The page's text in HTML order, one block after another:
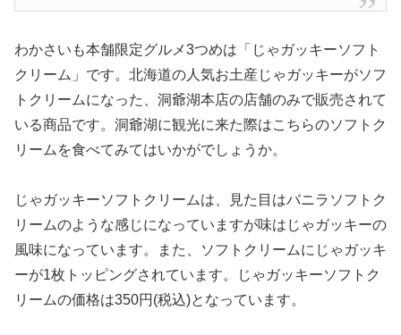
わかさいも本舗限定グルメ3つめは「じゃガッキーソフト
クリーム」です。北海道の人気お土産じゃガッキーがソフ
トクリームになった、洞爺湖本店の店舗のみで販売されて
いる商品です。洞爺湖に観光に来た際はこちらのソフトク
リームを食べてみてはいかがでしょうか。
じゃガッキーソフトクリームは、見た目はバニラソフトク
リームのような感じになっていますが味はじゃガッキーの
風味になっています。また、ソフトクリームにじゃガッキ
ーが1枚トッピングされています。じゃガッキーソフトク
リームの価格は350円(税込)となっています。